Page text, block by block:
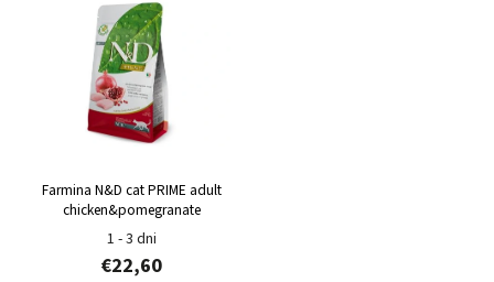
Farmina N&D cat PRIME adult
chicken&pomegranate
1 - 3 dni
€22,60